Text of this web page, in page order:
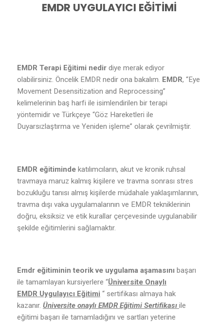
EMDR UYGULAYICI EĞİTİMİ
EMDR Terapi Eğitimi nedir diye merak ediyor
olabilirsiniz. Öncelik EMDR nedir ona bakalım. EMDR, “Eye
Movement Desensitization and Reprocessing”
kelimelerinin baş harfi ile isimlendirilen bir terapi
yöntemidir ve Türkçeye “Göz Hareketleri ile
Duyarsızlaştırma ve Yeniden işleme” olarak çevrilmiştir.
EMDR eğitiminde katılımcıların, akut ve kronik ruhsal
travmaya maruz kalmış kişilere ve travma sonrası stres
bozukluğu tanısı almış kişilerde müdahale yaklaşımlarının,
travma dışı vaka uygulamalarının ve EMDR tekniklerinin
doğru, eksiksiz ve etik kurallar çerçevesinde uygulanabilir
şekilde eğitimlerini sağlamaktır.
Emdr eğitiminin teorik ve uygulama aşamasını başarı
ile tamamlayan kursiyerlere “Üniversite Onaylı
EMDR Uygulayıcı Eğitimi “ sertifikası almaya hak
kazanır. Üniversite onaylı EMDR Eğitimi Sertifikası ile
eğitimi başarı ile tamamladığını ve sartları yeterine